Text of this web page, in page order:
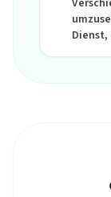
Dienst,